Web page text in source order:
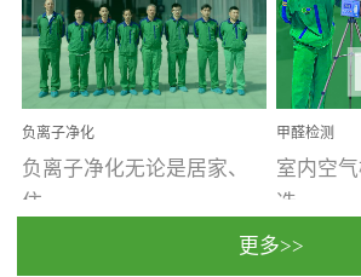
温暖潮湿、营养物质多、
通风缓慢的空间最易滋生
大量霉菌的...
重。汽
配件、
些都是
负离子净化
负离子净化无论是居家、
住...
甲醛检测
室内空
选...
更多>>